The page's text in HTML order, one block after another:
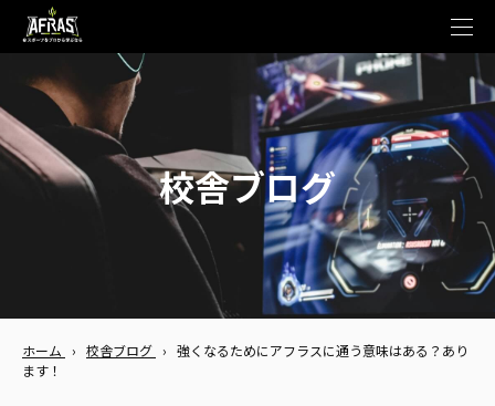
t
e
n
a
v
i
g
a
t
n
校舎ブログ
ホーム › 校舎ブログ › 強くなるためにアフラスに通う意味はある？あり
ます！